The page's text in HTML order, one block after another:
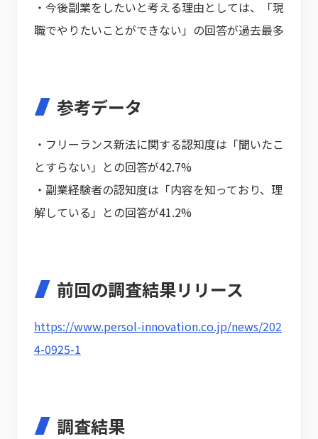
・今後副業をしたいと考える理由としては、「現
職でやりたいことができない」の回答が過去最多
参考データ
・フリーランス新法に関する認知度は「聞いたこ
とすらない」との回答が42.7%
・副業経験者の認知度は「内容を知っており、理
解している」との回答が41.2%
前回の調査結果リリース
https://www.persol-innovation.co.jp/news/202
4-0925-1
調査結果